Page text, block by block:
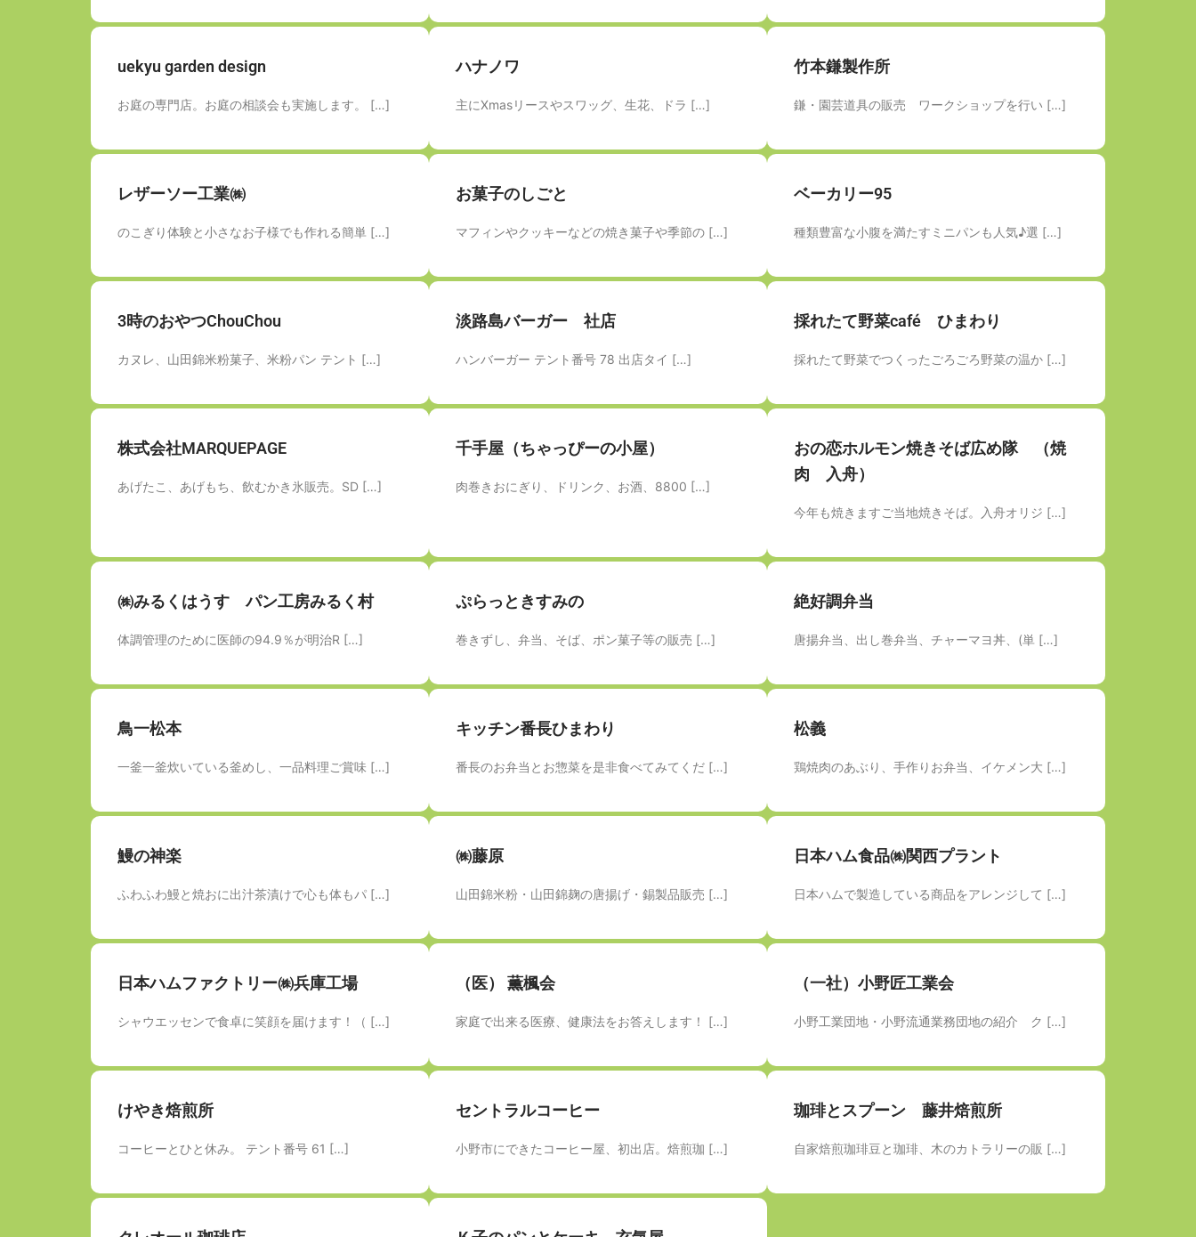
uekyu garden design
お庭の専門店。お庭の相談会も実施します。 […]
ハナノワ
主にXmasリースやスワッグ、生花、ドラ […]
竹本鎌製作所
鎌・園芸道具の販売 ワークショップを行い […]
レザーソー工業㈱
のこぎり体験と小さなお子様でも作れる簡単 […]
お菓子のしごと
マフィンやクッキーなどの焼き菓子や季節の […]
ベーカリー95
種類豊富な小腹を満たすミニパンも人気♪選 […]
3時のおやつChouChou
カヌレ、山田錦米粉菓子、米粉パン テント […]
淡路島バーガー 社店
ハンバーガー テント番号 78 出店タイ […]
採れたて野菜café ひまわり
採れたて野菜でつくったごろごろ野菜の温か […]
株式会社MARQUEPAGE
あげたこ、あげもち、飲むかき氷販売。SD […]
千手屋（ちゃっぴーの小屋）
肉巻きおにぎり、ドリンク、お酒、8800 […]
おの恋ホルモン焼きそば広め隊 （焼
肉 入舟）
今年も焼きますご当地焼きそば。入舟オリジ […]
㈱みるくはうす パン工房みるく村
体調管理のために医師の94.9％が明治R […]
ぷらっときすみの
巻きずし、弁当、そば、ポン菓子等の販売 […]
絶好調弁当
唐揚弁当、出し巻弁当、チャーマヨ丼、(単 […]
鳥一松本
一釜一釜炊いている釜めし、一品料理ご賞味 […]
キッチン番長ひまわり
番長のお弁当とお惣菜を是非食べてみてくだ […]
松義
鶏焼肉のあぶり、手作りお弁当、イケメン大 […]
鰻の神楽
ふわふわ鰻と焼おに出汁茶漬けで心も体もパ […]
㈱藤原
山田錦米粉・山田錦麹の唐揚げ・錫製品販売 […]
日本ハム食品㈱関西プラント
日本ハムで製造している商品をアレンジして […]
日本ハムファクトリー㈱兵庫工場
シャウエッセンで食卓に笑顔を届けます！（ […]
（医） 薫楓会
家庭で出来る医療、健康法をお答えします！ […]
（一社）小野匠工業会
小野工業団地・小野流通業務団地の紹介 ク […]
けやき焙煎所
コーヒーとひと休み。 テント番号 61 […]
セントラルコーヒー
小野市にできたコーヒー屋、初出店。焙煎珈 […]
珈琲とスプーン 藤井焙煎所
自家焙煎珈琲豆と珈琲、木のカトラリーの販 […]